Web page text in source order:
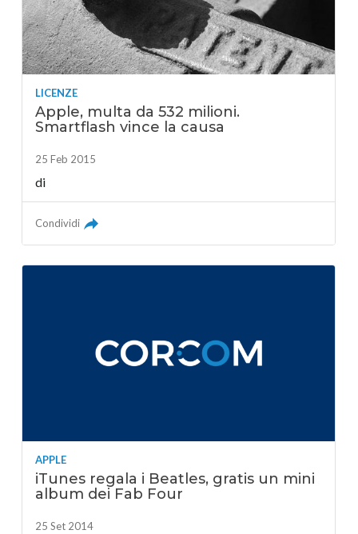
LICENZE
Apple, multa da 532 milioni.
Smartflash vince la causa
25 Feb 2015
di
Condividi
APPLE
iTunes regala i Beatles, gratis un mini
album dei Fab Four
25 Set 2014